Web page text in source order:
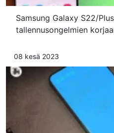
Samsung Galaxy S22/
tallennusongelmien
08 kesä 2023